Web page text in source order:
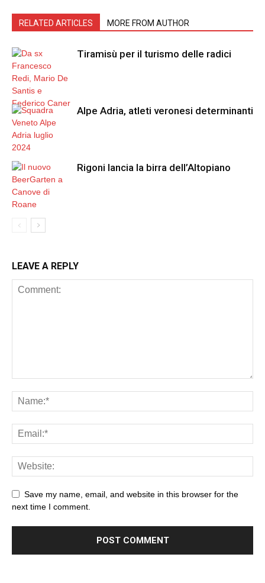
RELATED ARTICLES MORE FROM AUTHOR
Tiramisù per il turismo delle radici
Alpe Adria, atleti veronesi determinanti
Rigoni lancia la birra dell’Altopiano
LEAVE A REPLY
Save my name, email, and website in this browser for the
next time I comment.